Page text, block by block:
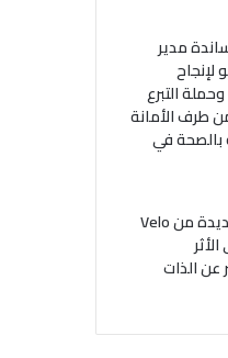
مدير
لإنجاح
التبرع
طرف الأمانة
بالصحة في
دراسة عالمية جديدة من Velo
عن الذات